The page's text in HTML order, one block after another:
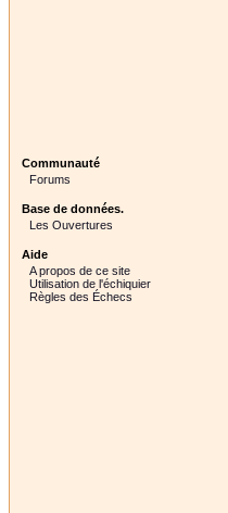
Communauté
Forums
Base de données.
Les Ouvertures
Aide
A propos de ce site
Utilisation de l'échiquier
Règles des Échecs